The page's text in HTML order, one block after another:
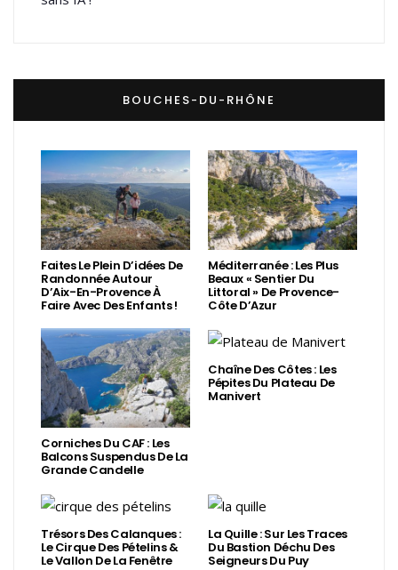
BOUCHES-DU-RHÔNE
Faites Le Plein D’idées De
Randonnée Autour
D’Aix-En-Provence À
Faire Avec Des Enfants !
Méditerranée : Les Plus
Beaux « Sentier Du
Littoral » De Provence-
Côte D’Azur
Corniches Du CAF : Les
Balcons Suspendus De La
Grande Candelle
Chaîne Des Côtes : Les
Pépites Du Plateau De
Manivert
Trésors Des Calanques :
Le Cirque Des Pételins &
Le Vallon De La Fenêtre
La Quille : Sur Les Traces
Du Bastion Déchu Des
Seigneurs Du Puy